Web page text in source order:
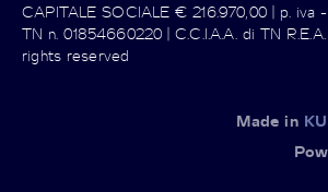
CAPITALE SOCIALE € 216.970,00 | p. iva -
TN n. 01854660220 | C.C.I.A.A. di TN
rights reserved
Made in